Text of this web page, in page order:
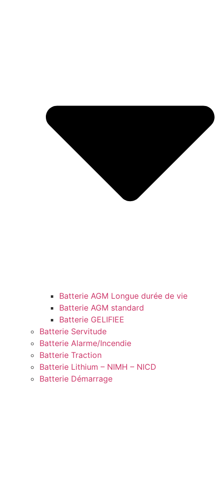
Batterie AGM Longue durée de vie
Batterie AGM standard
Batterie GELIFIEE
Batterie Servitude
Batterie Alarme/Incendie
Batterie Traction
Batterie Lithium – NIMH – NICD
Batterie Démarrage